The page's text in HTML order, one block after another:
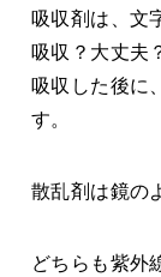
吸収剤は、文
吸収？大丈夫
吸収した後に
す。
散乱剤は鏡の
どちらも紫外